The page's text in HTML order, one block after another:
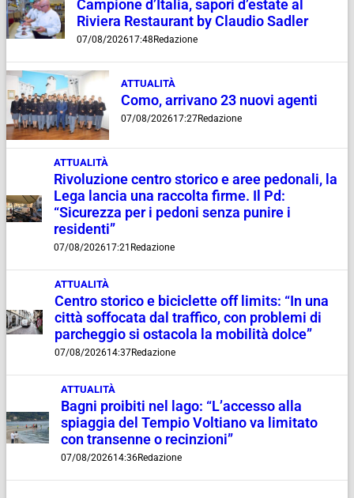
Campione d’Italia, sapori d’estate al
Riviera Restaurant by Claudio Sadler
07/08/202617:48 Redazione
ATTUALITÀ
Como, arrivano 23 nuovi agenti
07/08/202617:27Redazione
ATTUALITÀ
Rivoluzione centro storico e aree pedonali, la
Lega lancia una raccolta firme. Il Pd:
“Sicurezza per i pedoni senza punire i
residenti”
07/08/202617:21 Redazione
ATTUALITÀ
Centro storico e biciclette off limits: “In una
città soffocata dal traffico, con problemi di
parcheggio si ostacola la mobilità dolce”
07/08/202614:37Redazione
ATTUALITÀ
Bagni proibiti nel lago: “L’accesso alla
spiaggia del Tempio Voltiano va limitato
con transenne o recinzioni”
07/08/202614:36Redazione